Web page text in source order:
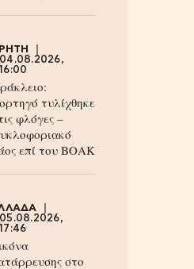
04.08.2026,
16:00
τυλίχθηκε
φλόγες –
επί του ΒΟΑΚ
05.08.2026,
17:46
στο